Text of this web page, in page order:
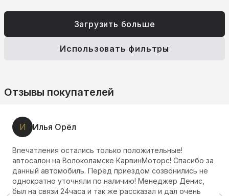
Загрузить больше
Использовать фильтры
Отзывы покупателей
за
не
Денис,
очень
Нашёл автомобиль который давно искал,
комплектации, по цене огонь! Спасибо!